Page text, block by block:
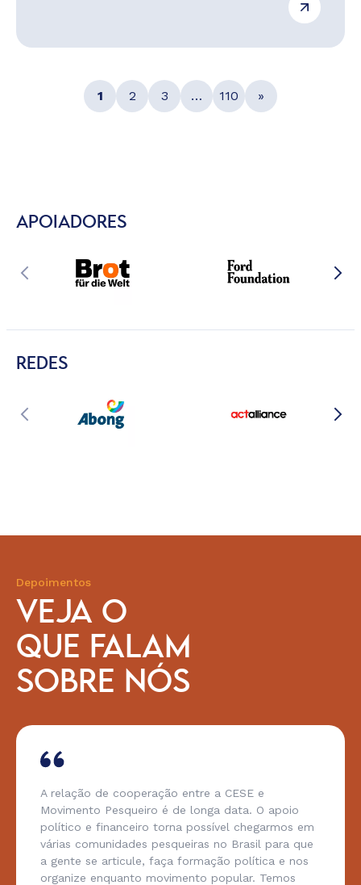
1 2 3 … 110 »
APOIADORES
REDES
Depoimentos
VEJA O
QUE FALAM
SOBRE NÓS
A relação de cooperação entre a CESE e
Movimento Pesqueiro é de longa data. O apoio
político e financeiro torna possível chegarmos em
várias comunidades pesqueiras no Brasil para que
a gente se articule, faça formação política e nos
organize enquanto movimento popular. Temos